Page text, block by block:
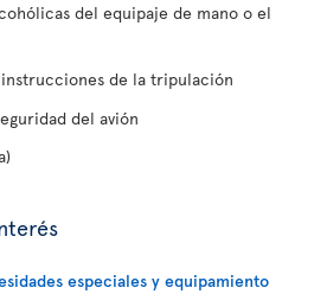
del equipaje de mano o el
instrucciones de la tripulación
del avión
especiales y equipamiento